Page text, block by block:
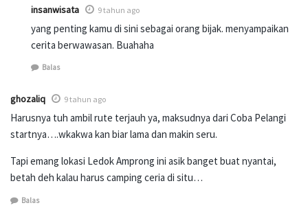
insanwisata 9 tahun ago
yang penting kamu di sini sebagai orang bijak. menyampaikan
cerita berwawasan. Buahaha
Balas
ghozaliq 9 tahun ago
Harusnya tuh ambil rute terjauh ya, maksudnya dari Coba Pelangi
startnya….wkakwa kan biar lama dan makin seru.
Tapi emang lokasi Ledok Amprong ini asik banget buat nyantai,
betah deh kalau harus camping ceria di situ…
Balas